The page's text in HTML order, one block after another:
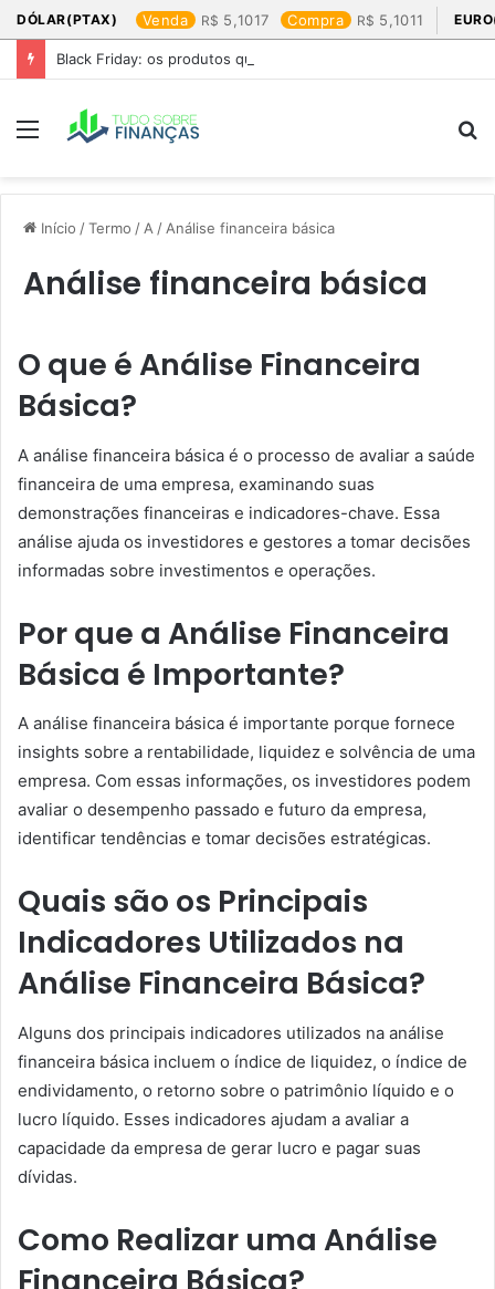
DÓLAR(PTAX) Venda 5,1017 Compra 5,1011
Black Friday: os produtos que mais valem a pena
Menu
Início /Termo / A / Análise financeira básica
Análise financeira básica
O que é Análise Financeira
Básica?
A análise financeira básica é o processo de avaliar a saúde
financeira de uma empresa, examinando suas
demonstrações financeiras e indicadores-chave. Essa
análise ajuda os investidores e gestores a tomar decisões
informadas sobre investimentos e operações.
Por que a Análise Financeira
Básica é Importante?
A análise financeira básica é importante porque fornece
insights sobre a rentabilidade, liquidez e solvência de uma
empresa. Com essas informações, os investidores podem
avaliar o desempenho passado e futuro da empresa,
identificar tendências e tomar decisões estratégicas.
Quais são os Principais
Indicadores Utilizados na
Análise Financeira Básica?
Alguns dos principais indicadores utilizados na análise
financeira básica incluem o índice de liquidez, o índice de
endividamento, o retorno sobre o patrimônio líquido e o
lucro líquido. Esses indicadores ajudam a avaliar a
capacidade da empresa de gerar lucro e pagar suas
dívidas.
Como Realizar uma Análise
Financeira Básica?